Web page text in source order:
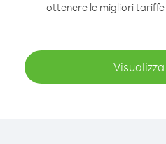
ottenere le migliori